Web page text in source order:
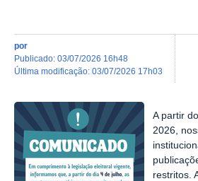
por
publicado: 03/07/2026 16h48
última modificação: 03/07/2026 17h03
A partir
2026,
restritos.